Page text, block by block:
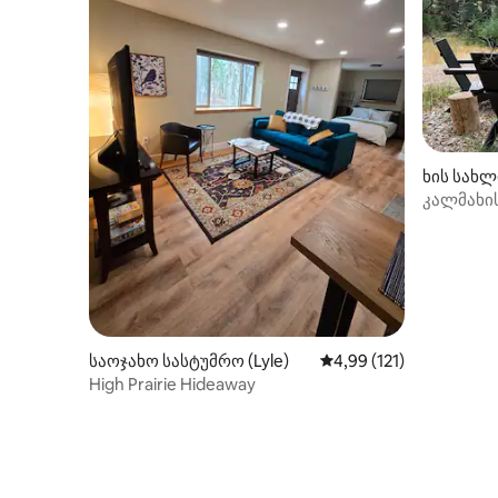
საოჯახო სასტუმრო (Lyle) საშუალო შეფასებაა
4,99 (121)
High Prairie Hideaway
ხის